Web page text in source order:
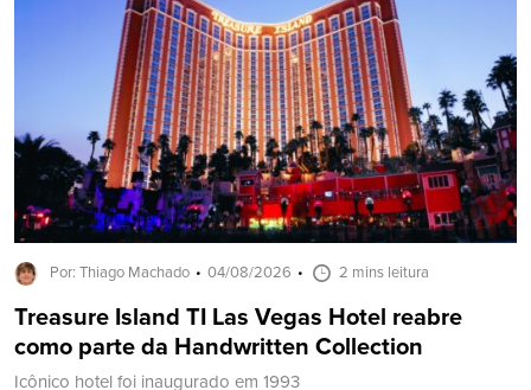
Por: Thiago Machado 04/08/2026 2 mins leitura
Treasure Island TI Las Vegas Hotel reabre
como parte da Handwritten Collection
Icônico hotel foi inaugurado em 1993